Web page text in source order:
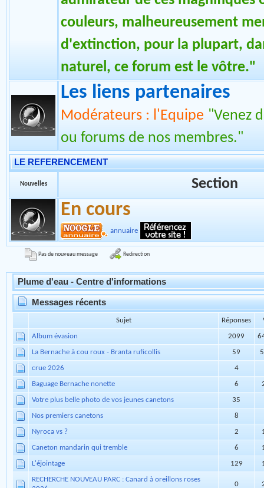
"Que vous soyez éleveur ou
admirateur de ces magnifiques
couleurs, malheureusement
d'extinction, pour la plupart,
naturel, ce forum est le vôtre."
Les liens partenaires
Modérateurs : l'Equipe "Venez
ou forums de nos membres."
LE REFERENCEMENT
Nouvelles
En cours
annuaire
Pas de nouveau message
Plume d'eau - Centre d'informations
Messages récents
Réponses
Album évasion 2099
La Bernache à cou roux - Branta ruficollis 59
crue 2026 4
Baguage Bernache nonette 6
Votre plus belle photo de vos jeunes canetons 35
Nos premiers canetons 8
Nyroca vs ? 2